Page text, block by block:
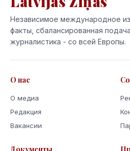
Независимое международное
факты, сбалансированная
журналистика - со всей Европы.
О нас
О медиа
Редакция
Вакансии
Документы